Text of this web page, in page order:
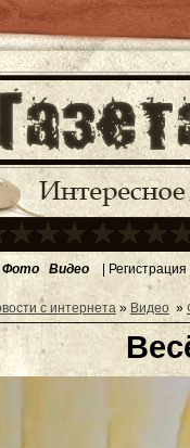
Фото Видео | Регистрация
с интернета » Видео »